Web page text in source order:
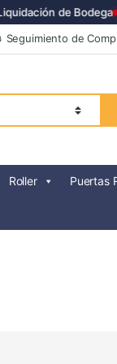
de Bodega
Seguimiento de
Roller Puertas